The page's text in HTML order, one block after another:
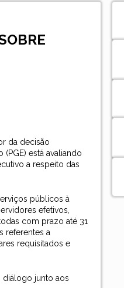
da decisão
está avaliando
a respeito das
públicos à
efetivos,
com prazo até 31
referentes a
requisitados e
diálogo junto aos